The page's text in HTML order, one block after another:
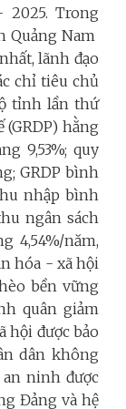
Trong
Quảng Nam
lãnh đạo
chỉ tiêu chủ
tỉnh lần thứ
hằng
9,53%; quy
GRDP bình
nhập bình
ngân sách
4,54%/năm,
hóa - xã hội
bền vững
quân giảm
hội được bảo
dân không
an ninh được
Đảng và hệ